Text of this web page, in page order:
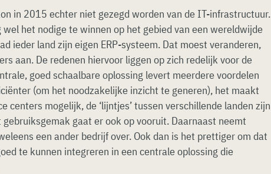
in 2015 echter niet gezegd worden van de IT-infrastructuur.
wel het nodige te winnen op het gebied van een wereldwijde
ieder land zijn eigen ERP-systeem. Dat moest veranderen,
aan. De redenen hiervoor liggen op zich redelijk voor de
goed schaalbare oplossing levert meerdere voordelen
(om het noodzakelijke inzicht te generen), het maakt
centers mogelijk, de ‘lijntjes’ tussen verschillende landen zijn
gaat er ook op vooruit. Daarnaast neemt
een ander bedrijf over. Ook dan is het prettiger om dat
te kunnen integreren in een centrale oplossing die